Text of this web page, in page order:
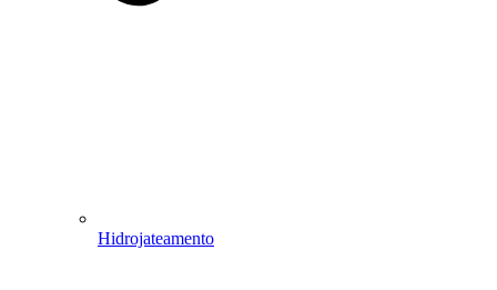
Hidrojateamento